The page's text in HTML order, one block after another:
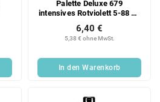
Palette Deluxe 679
intensives Rotviolett 5-88 50
5,38 € ohne MwSt.
6,40 €
In den Warenkorb